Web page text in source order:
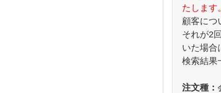
たします
顧客につ
それが2
いた場合
検索結果
注文種：